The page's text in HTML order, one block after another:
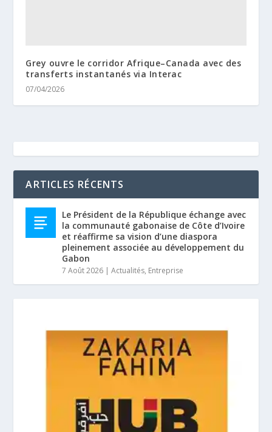
Grey ouvre le corridor Afrique–Canada avec des
transferts instantanés via Interac
07/04/2026
ARTICLES RÉCENTS
Le Président de la République échange avec
la communauté gabonaise de Côte d’Ivoire
et réaffirme sa vision d’une diaspora
pleinement associée au développement du
Gabon
7 Août 2026 |Actualités, Entreprise